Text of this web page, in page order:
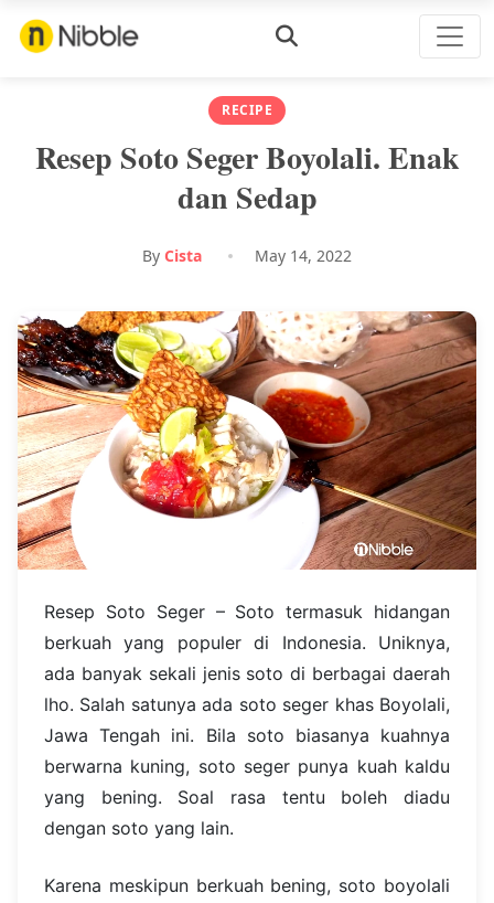
RECIPE
Resep Soto Seger Boyolali. Enak
dan Sedap
By Cista May 14, 2022
Resep Soto Seger – Soto termasuk hidangan
berkuah yang populer di Indonesia. Uniknya,
ada banyak sekali jenis soto di berbagai daerah
lho. Salah satunya ada soto seger khas Boyolali,
Jawa Tengah ini. Bila soto biasanya kuahnya
berwarna kuning, soto seger punya kuah kaldu
yang bening. Soal rasa tentu boleh diadu
dengan soto yang lain.
Karena meskipun berkuah bening, soto boyolali